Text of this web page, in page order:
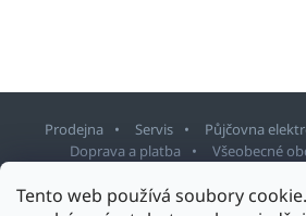
Tento web používá soubory
Prodejna Servis Půjčovna
Doprava a platba
Všeobecné